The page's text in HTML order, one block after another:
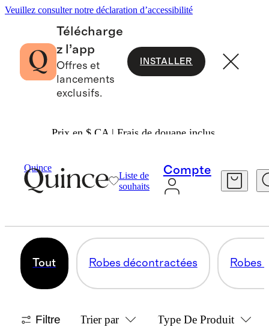
Veuillez consulter notre déclaration d’accessibilité
Télécharge
z l’app
Offres et
lancements
exclusifs.
INSTALLER
Prix en $ CA | Frais de douane inclus.
Quince
Liste de
souhaits
Compte
Robes
ROBES ET COMBINAISONS
Tout Robes décontractées Robes
Filtre Trier par Type De Produit